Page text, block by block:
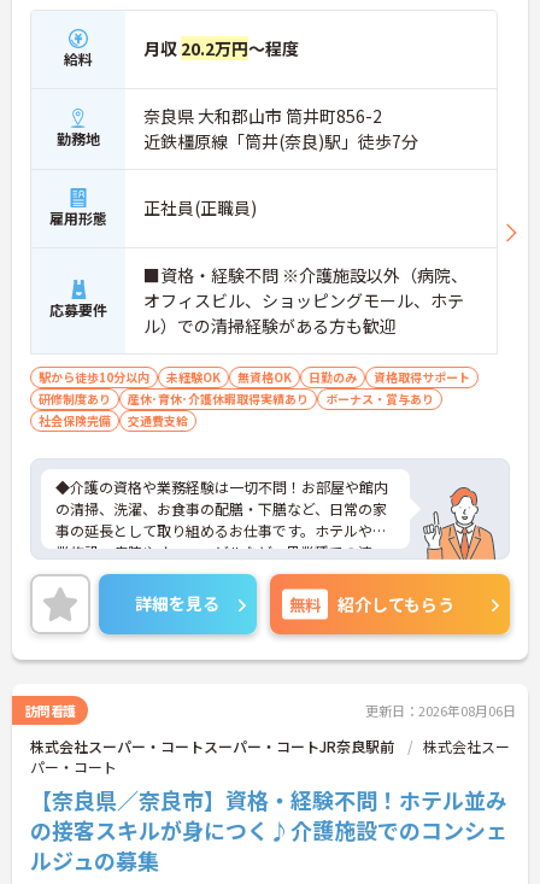
給料 月収 20.2万円～程度
勤務地
奈良県 大和郡山市 筒井町856-2
近鉄橿原線「筒井(奈良)駅」徒歩7分
雇用形態 正社員(正職員)
応募要件
■資格・経験不問 ※介護施設以外（病院、
オフィスビル、ショッピングモール、ホテ
ル）での清掃経験がある方も歓迎
駅から徒歩10分以内 未経験OK 無資格OK 日勤のみ
資格取得サポート
研修制度あり
産休･育休･介護休暇取得実績あり
ボーナス・賞与あり
社会保険完備
交通費支給
◆介護の資格や業務経験は一切不問！お部屋や館内
の清掃、洗濯、お食事の配膳・下膳など、日常の家
事の延長として取り組めるお仕事です。ホテルや商
業施設、病院やオフィスビルなど、異業種での清
掃・クリーニング経験がある方もスキルを存分に活
かしてご活躍いただけます。
◆安定の正社員雇用で、賞与年2回や最大5万円の通
勤手当、食事補助など待遇面がしっかり整っていま
す。入社後の丁寧なOJT研修に加え、資格取得支援
ップアップを目指せる環境です。
詳細を見る 無料 紹介してもらう
訪問看護 更新日：2026年08月06日
株式会社スーパー・コートスーパー・コートJR奈良駅前
株式会社スー
パー・コート
【奈良県／奈良市】資格・経験不問！ホテル並み
の接客スキルが身につく♪介護施設でのコンシェ
ルジュの募集